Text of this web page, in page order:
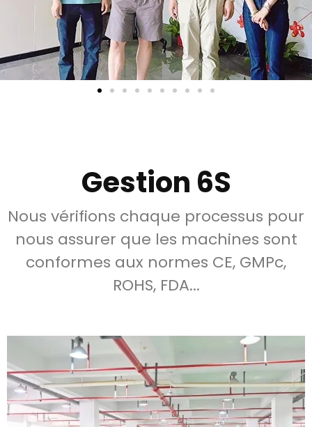
Gestion 6S
Nous vérifions chaque processus pour
nous assurer que les machines sont
conformes aux normes CE, GMPc,
ROHS, FDA...